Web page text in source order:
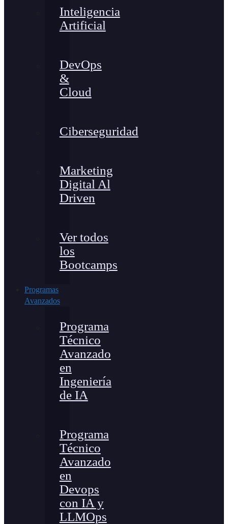
Inteligencia
Artificial
DevOps
&
Cloud
Ciberseguridad
Marketing
Digital Al
Driven
Ver todos
los
Bootcamps
Programas
Avanzados
Programa
Técnico
Avanzado
en
Ingeniería
de IA
Programa
Técnico
Avanzado
en
Devops
con IA y
LLMOps